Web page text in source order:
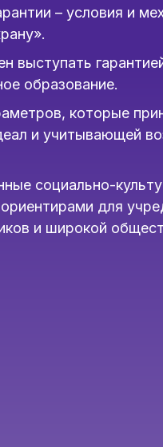
– условия и
выступать
образование.
которые
и учитывающей
социально-
для
и широкой